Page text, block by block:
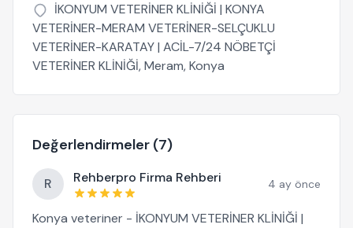
İKONYUM VETERİNER KLİNİĞİ | KONYA
VETERİNER-MERAM VETERİNER-SELÇUKLU
VETERİNER-KARATAY | ACİL-7/24 NÖBETÇİ
VETERİNER KLİNİĞİ, Meram, Konya
Değerlendirmeler (7)
R Rehberpro Firma Rehberi 4 ay önce
Konya veteriner - İKONYUM VETERİNER KLİNİĞİ |